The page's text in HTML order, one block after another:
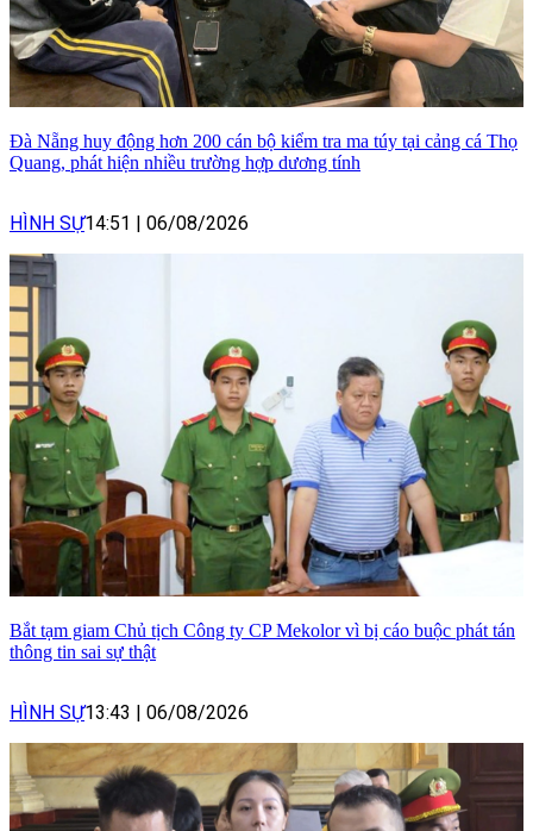
Đà Nẵng huy động hơn 200 cán bộ kiểm tra ma túy tại cảng cá Thọ
Quang, phát hiện nhiều trường hợp dương tính
HÌNH SỰ14:51 | 06/08/2026
Bắt tạm giam Chủ tịch Công ty CP Mekolor vì bị cáo buộc phát tán
thông tin sai sự thật
HÌNH SỰ13:43 | 06/08/2026